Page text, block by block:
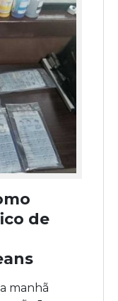
de
manhã